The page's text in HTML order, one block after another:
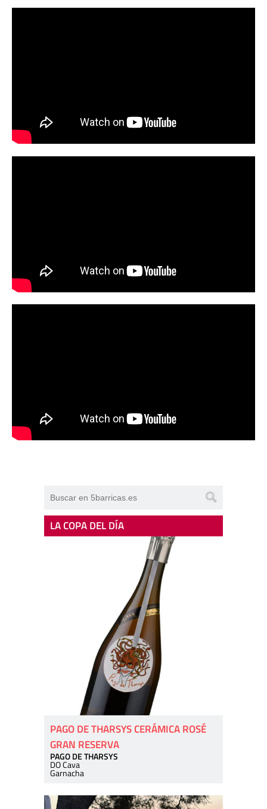
LA COPA DEL DÍA
PAGO DE THARSYS CERÁMICA ROSÉ
GRAN RESERVA
PAGO DE THARSYS
DO Cava
Garnacha